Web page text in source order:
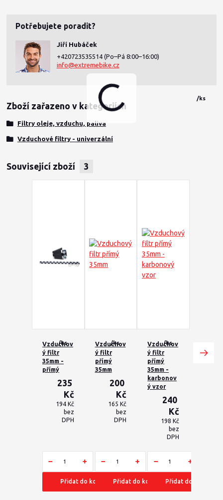
/ks
Potřebujete poradit?
Jiří Hubáček
+420723535514 (Po–Pá 8:00–16:00)
info@extremebike.cz
Zboží zařazeno v kategoriích
Filtry oleje, vzduchu, paliva
Vzduchové filtry - univerzální
Související zboží 3
Vzduchov
ý filtr
35mm -
přímý
235
Kč
/ks
194 Kč
bez
DPH
Přidat do košíku
Vzduchov
ý filtr
přímý
35mm
200
Kč
/ks
165 Kč
bez
DPH
Přidat do košíku
Vzduchov
ý filtr
přímý
35mm -
karbonov
ý vzor
240
Kč
/ks
198 Kč
bez
DPH
Přidat do košíku